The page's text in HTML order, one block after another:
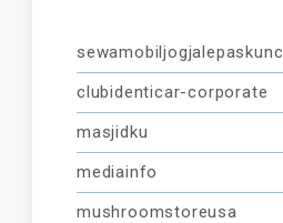
clubidenticar-corporate
masjidku
mediainfo
mushroomstoreusa